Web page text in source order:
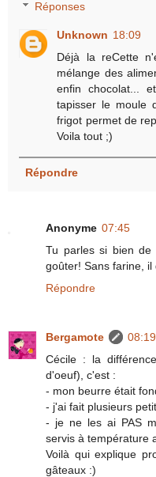
Réponses
Unknown 18:09
Déjà la reCette
mélange des
enfin chocolat...
tapisser le moule
frigot permet de
Voila tout ;)
Répondre
Anonyme 07:45
Tu parles si bien
goûter! Sans farine,
Répondre
Bergamote
08:19
Cécile : la
d'oeuf), c'est :
- mon beurre était
- j'ai fait plusieurs
- je ne les ai PAS
servis à température
Voilà qui explique
gâteaux :)